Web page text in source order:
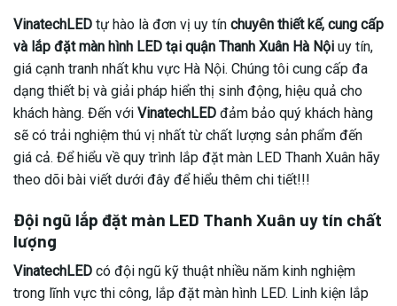
VinatechLED tự hào là đơn vị uy tín chuyên thiết kế, cung cấp
và lắp đặt màn hình LED tại quận Thanh Xuân Hà Nội uy tín,
giá cạnh tranh nhất khu vực Hà Nội. Chúng tôi cung cấp đa
dạng thiết bị và giải pháp hiển thị sinh động, hiệu quả cho
khách hàng. Đến với VinatechLED đảm bảo quý khách hàng
sẽ có trải nghiệm thú vị nhất từ chất lượng sản phẩm đến
giá cả. Để hiểu về quy trình lắp đặt màn LED Thanh Xuân hãy
theo dõi bài viết dưới đây để hiểu thêm chi tiết!!!
Đội ngũ lắp đặt màn LED Thanh Xuân uy tín chất
lượng
VinatechLED có đội ngũ kỹ thuật nhiều năm kinh nghiệm
trong lĩnh vực thi công, lắp đặt màn hình LED. Linh kiện lắp